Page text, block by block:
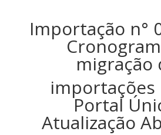
Importação n°
migração
importações
Portal
Atualização